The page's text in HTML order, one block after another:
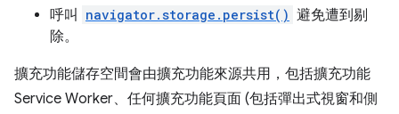
呼叫
navigator.storage.persist() 避免遭到剔
除。
擴充功能儲存空間會由擴充功能來源共用，包括擴充功能
Service Worker、任何擴充功能頁面 (包括彈出式視窗和側